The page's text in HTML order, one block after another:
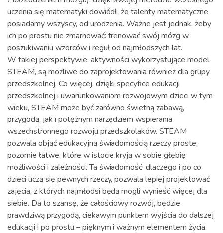
uczenia się matematyki dowiódł, że talenty matematyczne
posiadamy wszyscy, od urodzenia. Ważne jest jednak, żeby
ich po prostu nie zmarnować: trenować swój mózg w
poszukiwaniu wzorców i reguł od najmłodszych lat.
W takiej perspektywie, aktywności wykorzystujące model
STEAM, są możliwe do zaprojektowania również dla grupy
przedszkolnej. Co więcej, dzięki specyfice edukacji
przedszkolnej i uwarunkowaniom rozwojowym dzieci w tym
wieku, STEAM może być zarówno świetną zabawą,
przygodą, jak i potężnym narzędziem wspierania
wszechstronnego rozwoju przedszkolaków. STEAM
pozwala objąć edukacyjną świadomością rzeczy proste,
pozornie łatwe, które w istocie kryją w sobie głębię
możliwości i zależności. Ta świadomość: dlaczego i po co
dzieci uczą się pewnych rzeczy, pozwala lepiej projektować
zajęcia, z których najmłodsi będą mogli wynieść więcej dla
siebie. Da to szansę, że całościowy rozwój, będzie
prawdziwą przygodą, ciekawym punktem wyjścia do dalszej
edukacji i po prostu – pięknym i ważnym elementem życia.